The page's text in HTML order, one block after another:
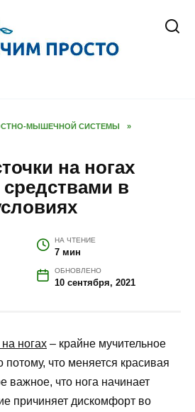
МЫШЕЧНОЙ СИСТЕМЫ
»
на ногах
в
НА ЧТЕНИЕ
7 мин
ОБНОВЛЕНО
10 сентября, 2021
на ногах – крайне мучительное
потому, что меняется красивая
важное, что нога начинает
причиняет дискомфорт во